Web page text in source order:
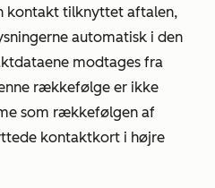
kontakt tilknyttet aftalen,
automatisk i den
modtages fra
rækkefølge er ikke
som rækkefølgen af
kontaktkort i højre